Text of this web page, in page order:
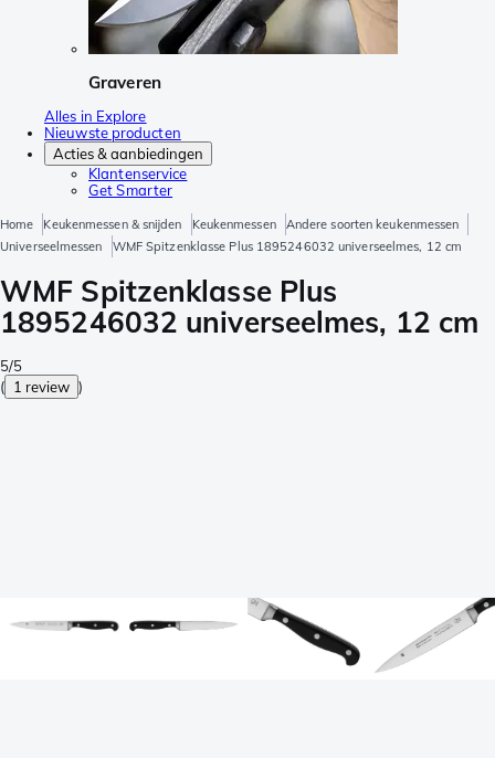
Graveren
Alles in Explore
Nieuwste producten
Acties & aanbiedingen
Klantenservice
Get Smarter
Home Keukenmessen & snijden Keukenmessen
Andere soorten keukenmessen
Universeelmessen
WMF Spitzenklasse Plus 1895246032 universeelmes, 12 cm
WMF Spitzenklasse Plus
1895246032 universeelmes, 12 cm
5/5
( 1 review )